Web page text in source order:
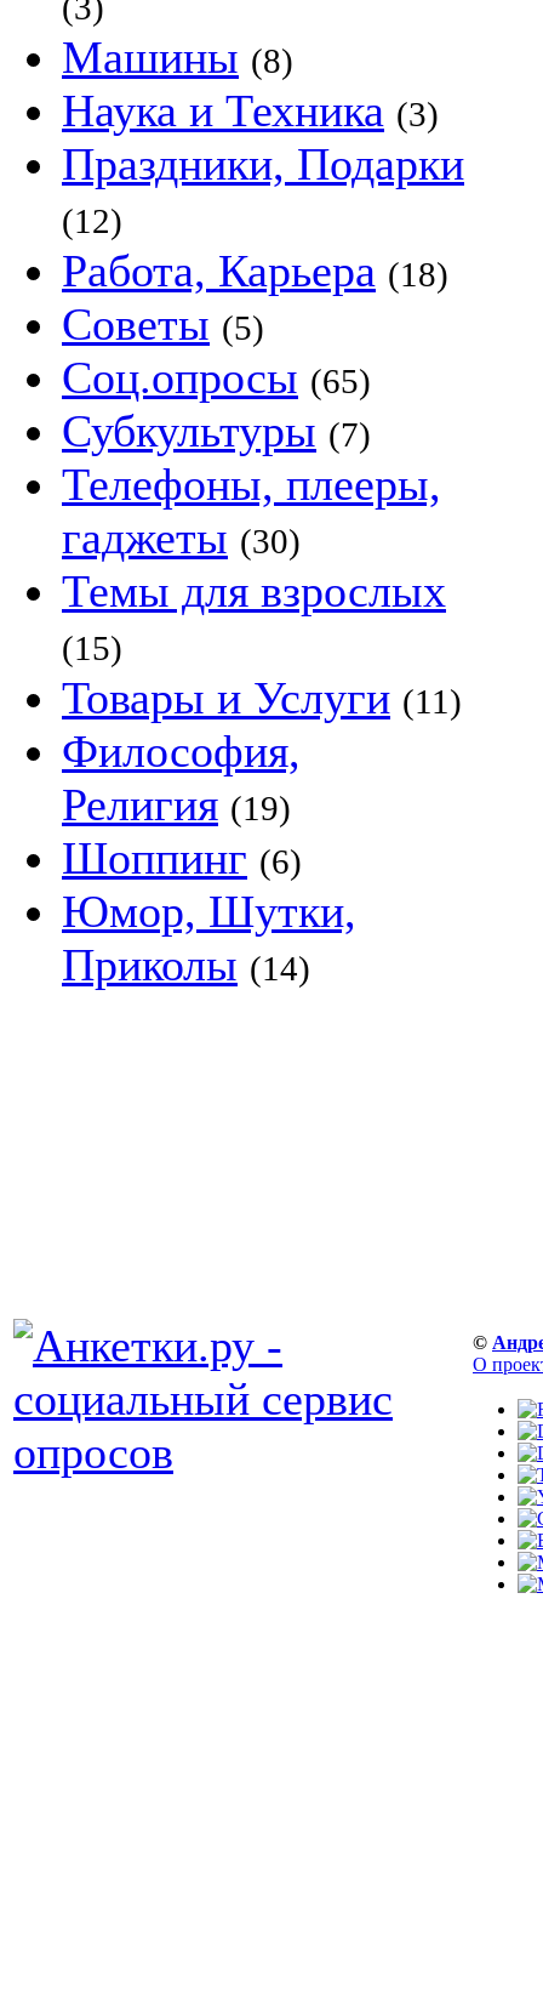
Машины (8)
Наука и Техника (3)
Праздники, Подарки
(12)
Работа, Карьера (18)
Советы (5)
Соц.опросы (65)
Субкультуры (7)
Телефоны, плееры,
гаджеты (30)
Темы для взрослых
(15)
Товары и Услуги (11)
Философия,
Религия (19)
Шоппинг (6)
Юмор, Шутки,
Приколы (14)
©
О